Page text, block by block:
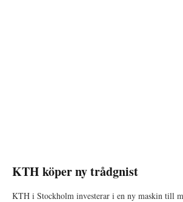
KTH köper ny trådgnist
KTH i Stockholm investerar i en ny maskin till